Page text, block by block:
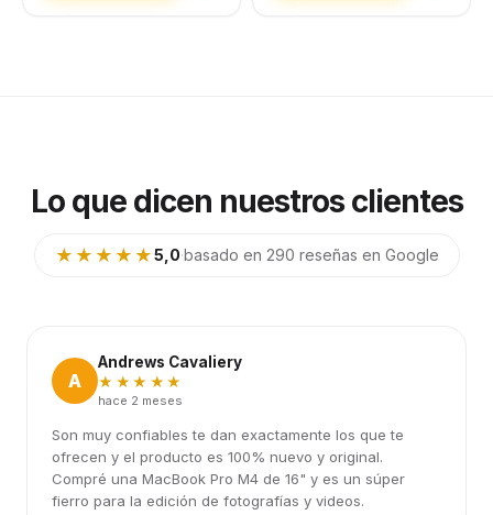
Lo que dicen nuestros clientes
★★★★★5,0·basado en 290 reseñas en Google
A
Andrews Cavaliery
★★★★★
hace 2 meses
Son muy confiables te dan exactamente los que te
ofrecen y el producto es 100% nuevo y original.
Compré una MacBook Pro M4 de 16" y es un súper
fierro para la edición de fotografías y videos.